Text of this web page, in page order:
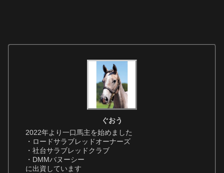
ぐおう
2022年より一口馬主を始めました
・ロードサラブレッドオーナーズ
・社台サラブレッドクラブ
・DMMバヌーシー
に出資しています